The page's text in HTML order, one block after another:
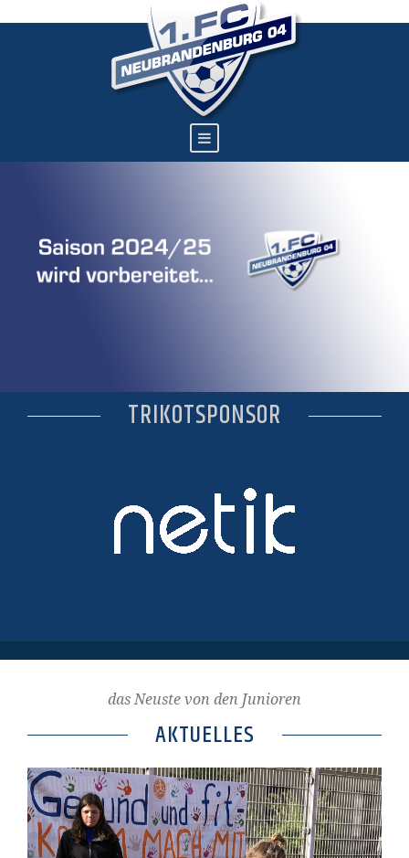
TRIKOTSPONSOR
das Neuste von den Junioren
AKTUELLES